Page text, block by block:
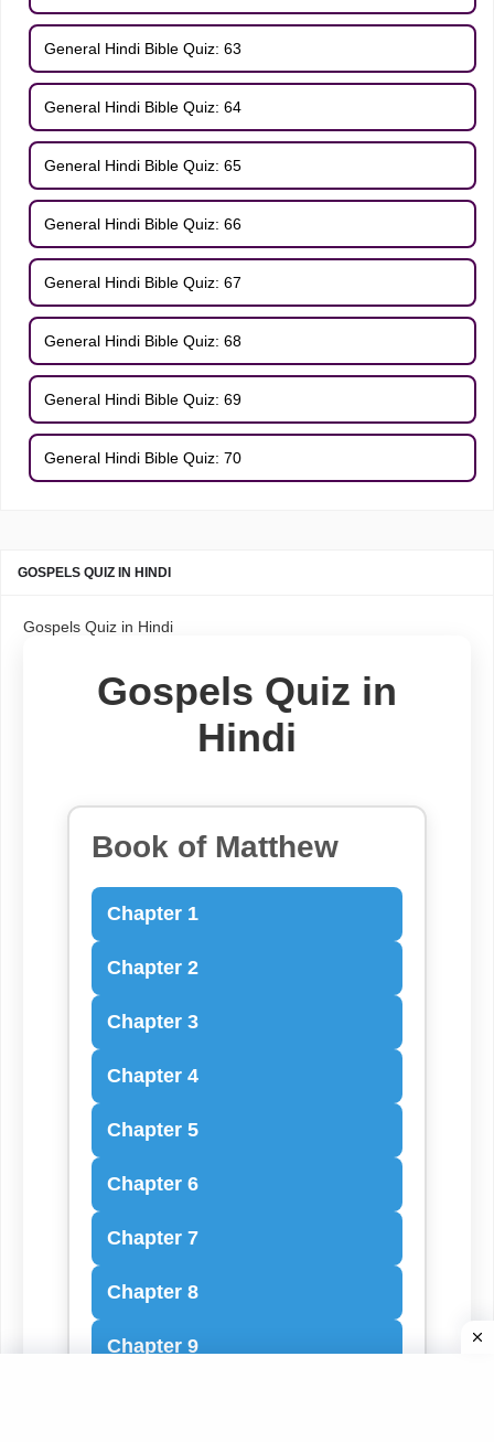
General Hindi Bible Quiz: 63
General Hindi Bible Quiz: 64
General Hindi Bible Quiz: 65
General Hindi Bible Quiz: 66
General Hindi Bible Quiz: 67
General Hindi Bible Quiz: 68
General Hindi Bible Quiz: 69
General Hindi Bible Quiz: 70
GOSPELS QUIZ IN HINDI
Gospels Quiz in Hindi
Gospels Quiz in
Hindi
Book of Matthew
Chapter 1
Chapter 2
Chapter 3
Chapter 4
Chapter 5
Chapter 6
Chapter 7
Chapter 8
Chapter 9